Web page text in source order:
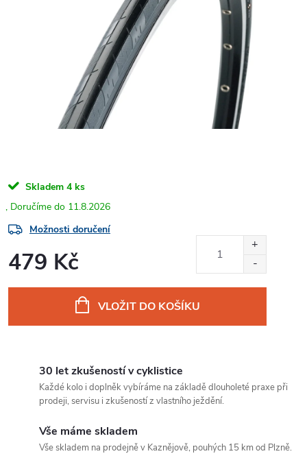
Skladem 4 ks
11.8.2026
Možnosti doručení
479 Kč
VLOŽIT DO KOŠÍKU
30 let zkušeností v cyklistice
Každé kolo i doplněk vybíráme na základě dlouholeté praxe při
prodeji, servisu i zkušeností z vlastního ježdění.
Vše máme skladem
Vše skladem na prodejně v Kaznějově, pouhých 15 km od Plzně.